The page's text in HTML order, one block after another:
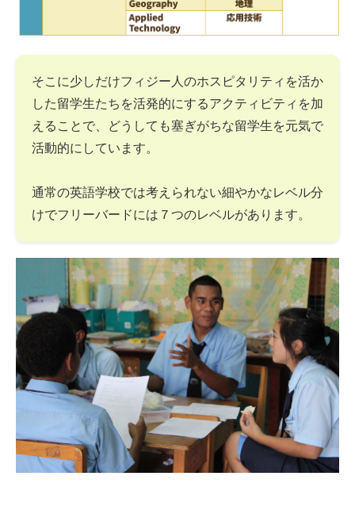
そこに少しだけフィジー人のホスピタリティを活か
した留学生たちを活発的にするアクティビティを加
えることで、どうしても塞ぎがちな留学生を元気で
活動的にしています。
通常の英語学校では考えられない細やかなレベル分
けでフリーバードには７つのレベルがあります。